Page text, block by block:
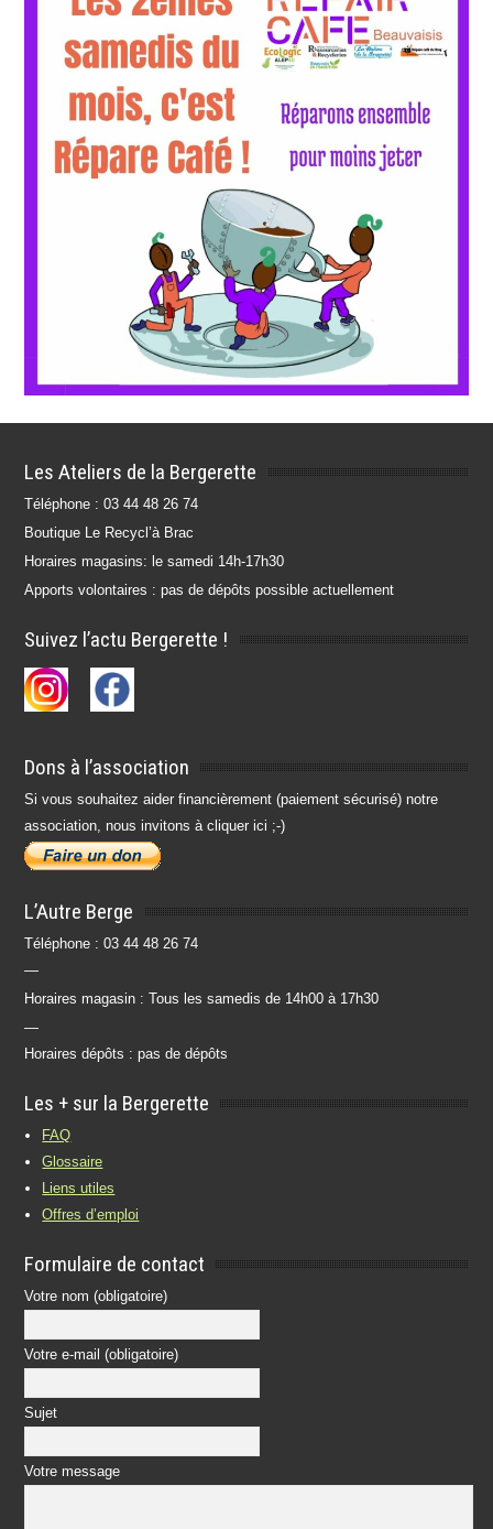
Les Ateliers de la Bergerette
Téléphone : 03 44 48 26 74
Boutique Le Recycl’à Brac
Horaires magasins: le samedi 14h-17h30
Apports volontaires : pas de dépôts possible actuellement
Suivez l’actu Bergerette !
Dons à l’association
Si vous souhaitez aider financièrement (paiement sécurisé) notre
association, nous invitons à cliquer ici ;-)
L’Autre Berge
Téléphone : 03 44 48 26 74
—
Horaires magasin : Tous les samedis de 14h00 à 17h30
—
Horaires dépôts : pas de dépôts
Les + sur la Bergerette
FAQ
Glossaire
Liens utiles
Offres d’emploi
Formulaire de contact
Votre nom (obligatoire)
Votre e-mail (obligatoire)
Sujet
Votre message